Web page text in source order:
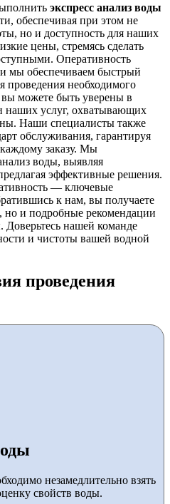
экспресс анализ воды
обеспечивая при этом не
но и доступность для наших
цены, стремясь сделать
Оперативность
мы обеспечиваем быстрый
проведения необходимого
можете быть уверены в
наших услуг, охватывающих
Наши специалисты также
обслуживания, гарантируя
заказу. Мы
воды, выявляя
эффективные решения.
— ключевые
к нам, вы получаете
но и подробные рекомендации
нашей команде
и чистоты вашей водной
проведения
незамедлительно взять
свойств воды.